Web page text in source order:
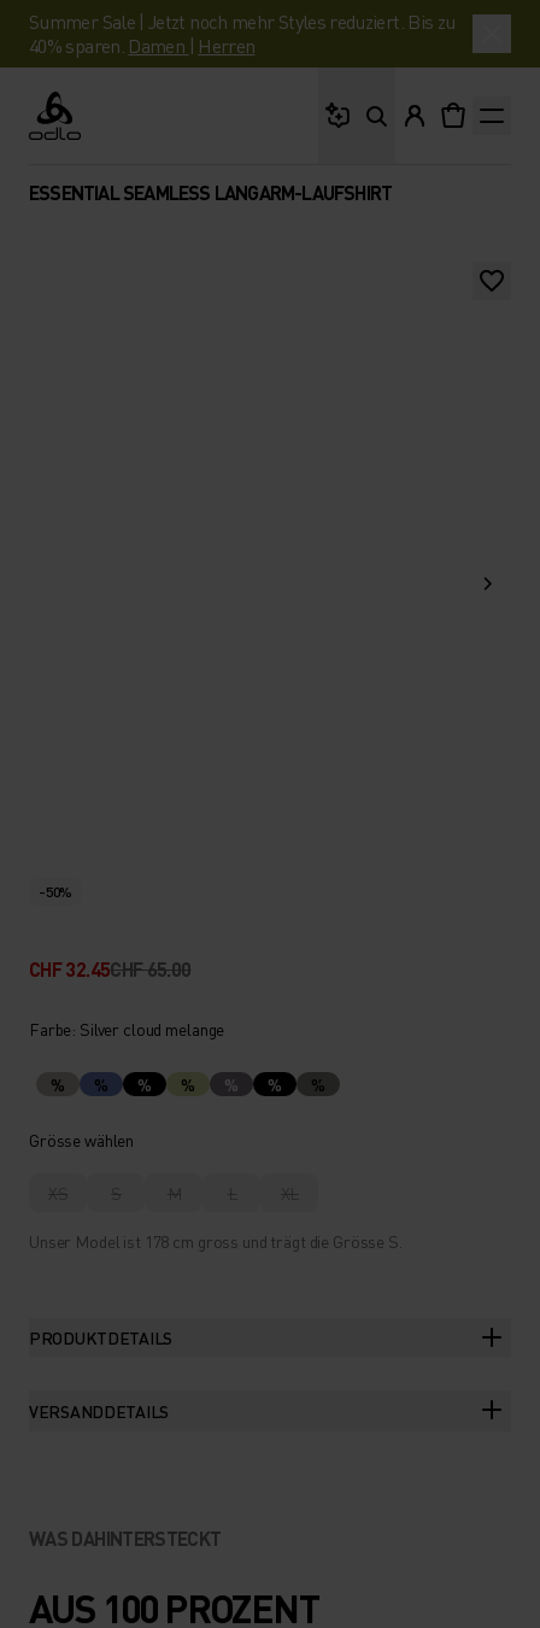
Summer Sale | Jetzt noch mehr Styles reduziert. Bis zu
40% sparen. Damen | Herren
Odlo
ESSENTIAL SEAMLESS LANGARM-LAUFSHIRT
-50%
CHF 32.45CHF 65.00
Farbe: Silver cloud melange
% % % % % % %
Grösse wählen
XS S M L XL
Unser Model ist 178 cm gross und trägt die Grösse S.
PRODUKTDETAILS
VERSANDDETAILS
WAS DAHINTERSTECKT
AUS 100 PROZENT